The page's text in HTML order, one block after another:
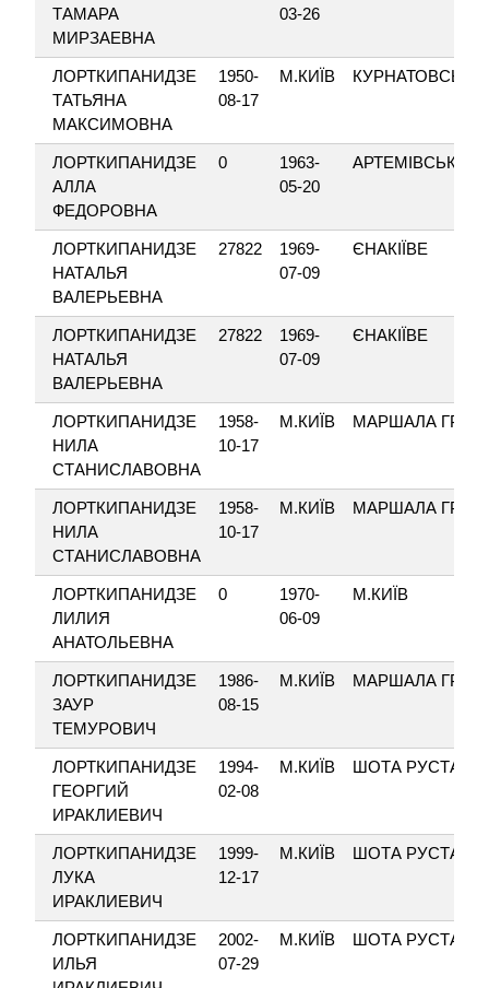
ТАМАРА
МИРЗАЕВНА
03-26
ЛОРТКИПАНИДЗЕ
ТАТЬЯНА
МАКСИМОВНА
1950-
08-17
М.КИЇВ
ЛОРТКИПАНИДЗЕ
АЛЛА
ФЕДОРОВНА
0
1963-
05-20
АРТЕМІВСЬК
ЛОРТКИПАНИДЗЕ
НАТАЛЬЯ
ВАЛЕРЬЕВНА
27822
1969-
07-09
ЄНАКІЇВЕ
ЛОРТКИПАНИДЗЕ
НАТАЛЬЯ
ВАЛЕРЬЕВНА
27822
1969-
07-09
ЄНАКІЇВЕ
ЛОРТКИПАНИДЗЕ
НИЛА
СТАНИСЛАВОВНА
1958-
10-17
М.КИЇВ МАРШАЛА
ЛОРТКИПАНИДЗЕ
НИЛА
СТАНИСЛАВОВНА
1958-
10-17
М.КИЇВ МАРШАЛА
ЛОРТКИПАНИДЗЕ
ЛИЛИЯ
АНАТОЛЬЕВНА
0
1970-
06-09
М.КИЇВ
ЛОРТКИПАНИДЗЕ
ЗАУР
ТЕМУРОВИЧ
1986-
08-15
М.КИЇВ МАРШАЛА
ЛОРТКИПАНИДЗЕ
ГЕОРГИЙ
ИРАКЛИЕВИЧ
1994-
02-08
М.КИЇВ ШОТА
ЛОРТКИПАНИДЗЕ
ЛУКА
ИРАКЛИЕВИЧ
1999-
12-17
М.КИЇВ ШОТА
ЛОРТКИПАНИДЗЕ
ИЛЬЯ
2002-
07-29
М.КИЇВ ШОТА